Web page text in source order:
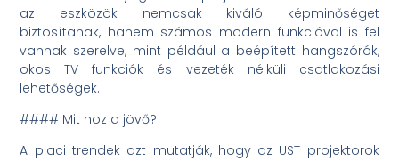
az eszközök nemcsak kiváló képminőséget
biztosítanak, hanem számos modern funkcióval is fel
vannak szerelve, mint például a beépített hangszórók,
okos TV funkciók és vezeték nélküli csatlakozási
lehetőségek.
#### Mit hoz a jövő?
A piaci trendek azt mutatják, hogy az UST projektorok